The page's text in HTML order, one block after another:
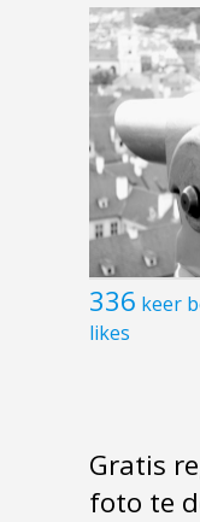
336 keer
likes
Gratis
foto te